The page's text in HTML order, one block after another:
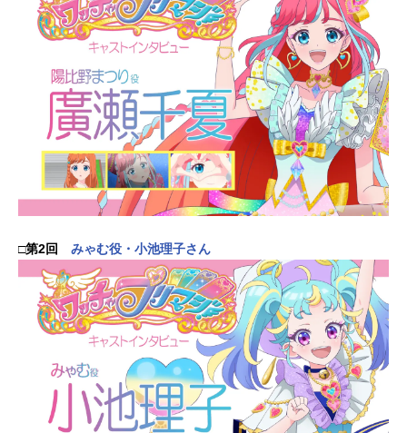
□第2回 みゃむ役・小池理子さん